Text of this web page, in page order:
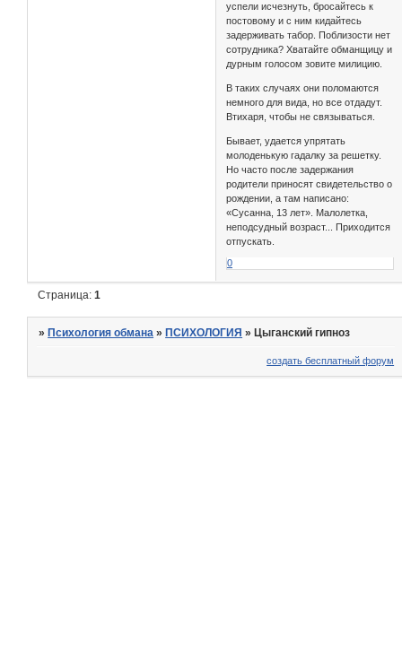
успели исчезнуть, бросайтесь к
постовому и с ним кидайтесь
задерживать табор. Поблизости нет
сотрудника? Хватайте обманщицу и
дурным голосом зовите милицию.
В таких случаях они поломаются
немного для вида, но все отдадут.
Втихаря, чтобы не связываться.
Бывает, удается упрятать
молоденькую гадалку за решетку.
Но часто после задержания
родители приносят свидетельство о
рождении, а там написано:
«Сусанна, 13 лет». Малолетка,
неподсудный возраст... Приходится
отпускать.
0
Страница:1
»Психология обмана »ПСИХОЛОГИЯ »Цыганский гипноз
создать бесплатный форум